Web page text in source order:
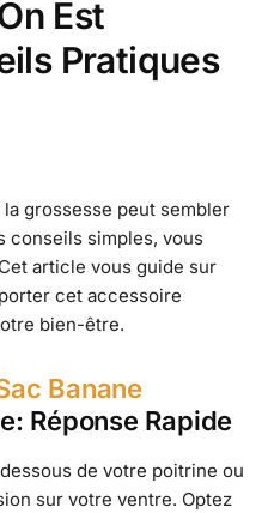
Est
Pratiques
grossesse peut sembler
conseils simples, vous
article vous guide sur
cet accessoire
bien-être.
Banane
Réponse Rapide
de votre poitrine ou
sur votre ventre. Optez